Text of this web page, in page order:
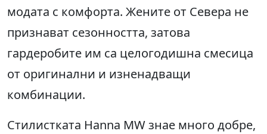
модата с комфорта. Жените от Севера не
признават сезонността, затова
гардеробите им са целогодишна смесица
от оригинални и изненадващи
комбинации.
Стилистката Hanna MW знае много добре,